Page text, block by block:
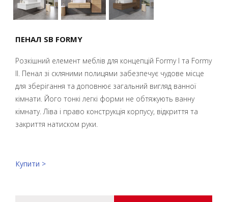
ПЕНАЛ SB FORMY
Розкішний елемент меблів для концепцій Formy I та Formy
II. Пенал зі скляними полицями забезпечує чудове місце
для зберігання та доповнює загальний вигляд ванної
кімнати. Його тонкі легкі форми не обтяжують ванну
кімнату. Ліва і право конструкція корпусу, відкриття та
закриття натиском руки.
Купити >